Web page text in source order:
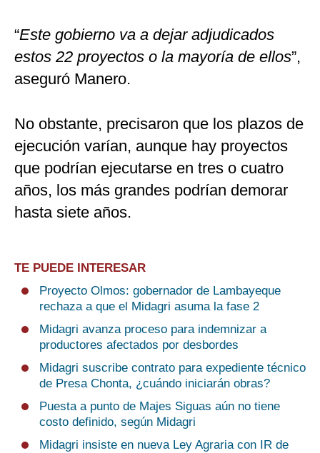
“Este gobierno va a dejar adjudicados
estos 22 proyectos o la mayoría de ellos”,
aseguró Manero.
No obstante, precisaron que los plazos de
ejecución varían, aunque hay proyectos
que podrían ejecutarse en tres o cuatro
años, los más grandes podrían demorar
hasta siete años.
TE PUEDE INTERESAR
Proyecto Olmos: gobernador de Lambayeque
rechaza a que el Midagri asuma la fase 2
Midagri avanza proceso para indemnizar a
productores afectados por desbordes
Midagri suscribe contrato para expediente técnico
de Presa Chonta, ¿cuándo iniciarán obras?
Puesta a punto de Majes Siguas aún no tiene
costo definido, según Midagri
Midagri insiste en nueva Ley Agraria con IR de